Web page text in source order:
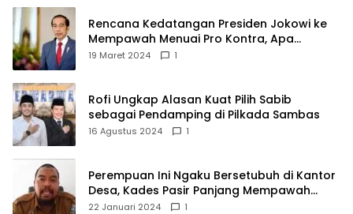
Rencana Kedatangan Presiden Jokowi ke
Mempawah Menuai Pro Kontra, Apa
Sebabnya?
19 Maret 2024 1
Rofi Ungkap Alasan Kuat Pilih Sabib
sebagai Pendamping di Pilkada Sambas
16 Agustus 2024 1
Perempuan Ini Ngaku Bersetubuh di Kantor
Desa, Kades Pasir Panjang Mempawah
Membantah: Silakan Buktikan!
22 Januari 2024 1